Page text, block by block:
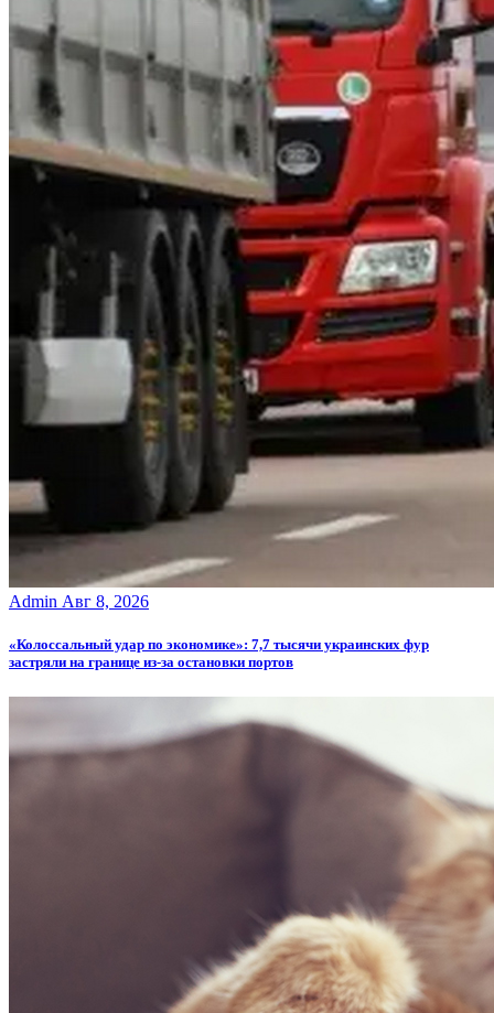
Admin Авг 8, 2026
«Колоссальный удар по экономике»: 7,7 тысячи украинских фур
застряли на границе из-за остановки портов